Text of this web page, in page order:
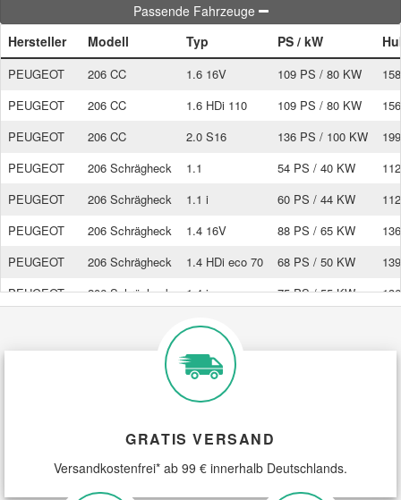
Passende Fahrzeuge
Hersteller
Modell Typ PS / kW
PEUGEOT 206 CC 1.6 16V 109 PS / 80 KW
PEUGEOT
206 CC 1.6 HDi 110 109 PS / 80 KW
PEUGEOT
206 CC 2.0 S16 136 PS / 100 KW
PEUGEOT
206 Schrägheck 1.1 54 PS / 40 KW
PEUGEOT
206 Schrägheck 1.1 i 60 PS / 44 KW
PEUGEOT
206 Schrägheck 1.4 16V 88 PS / 65 KW
PEUGEOT
206 Schrägheck 1.4 HDi eco 70 68 PS / 50 KW
PEUGEOT
206 Schrägheck 1.4 i 75 PS / 55 KW
1.6 16V
PEUGEOT
206 Schrägheck 1.6 HDi 110 109 PS / 80 KW
206 Schrägheck
206 Schrägheck 2.0 HDI 90
GRATIS VERSAND
Versandkostenfrei* ab 99 € innerhalb Deutschlands.